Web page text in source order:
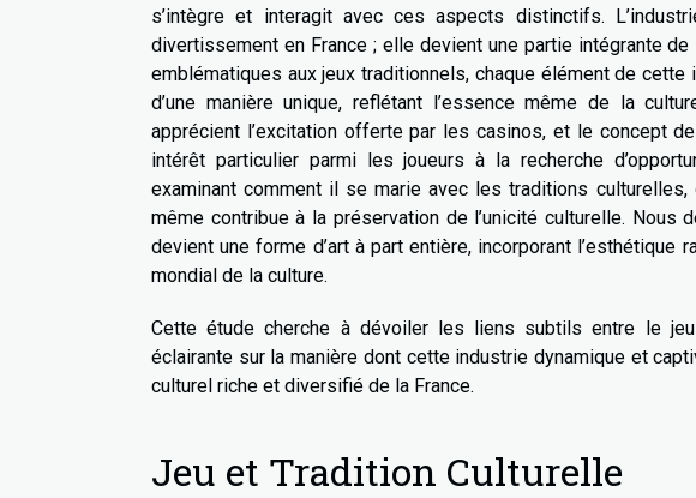
s’intègre et interagit avec ces aspects distinctifs.
divertissement en France ; elle devient une partie intégrante
emblématiques aux jeux traditionnels, chaque élément de cette
d’une manière unique, reflétant l’essence même de la
apprécient l’excitation offerte par les casinos, et le concept
intérêt particulier parmi les joueurs à la recherche
examinant comment il se marie avec les traditions
même contribue à la préservation de l’unicité culturelle. Nous
devient une forme d’art à part entière, incorporant l’esthétique
mondial de la culture.
Cette étude cherche à dévoiler les liens subtils entre le
éclairante sur la manière dont cette industrie dynamique et
culturel riche et diversifié de la France.
Jeu et Tradition Culturelle